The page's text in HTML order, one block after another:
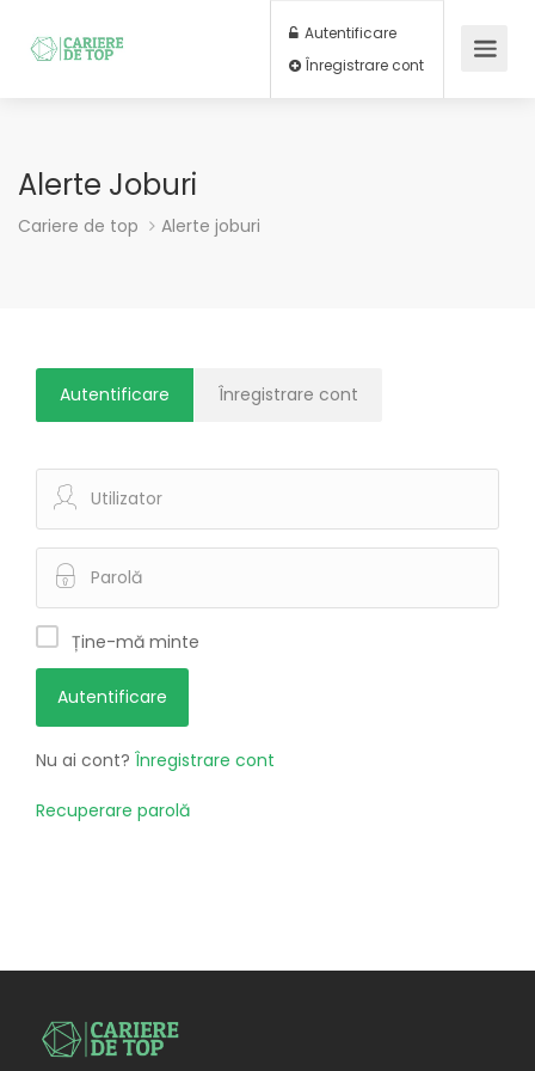
Autentificare
Înregistrare cont
Alerte Joburi
Cariere de top Alerte joburi
Autentificare Înregistrare cont
Ține-mă minte
Nu ai cont? Înregistrare cont
Recuperare parolă